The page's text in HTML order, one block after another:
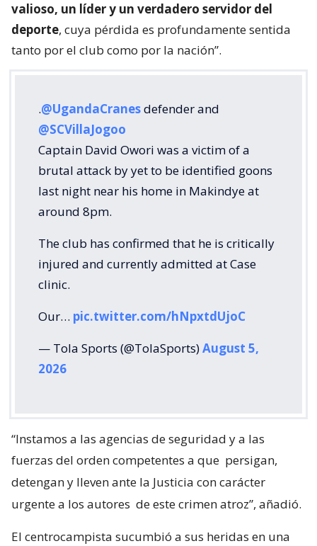
valioso, un líder y un verdadero servidor del
deporte, cuya pérdida es profundamente sentida
tanto por el club como por la nación”.
.@UgandaCranesdefender and
@SCVillaJogoo
Captain David Owori was a victim of a
brutal attack by yet to be identified goons
last night near his home in Makindye at
around 8pm.
The club has confirmed that he is critically
injured and currently admitted at Case
clinic.
Our… pic.twitter.com/hNpxtdUjoC
— Tola Sports (@TolaSports)August 5,
2026
“Instamos a las agencias de seguridad y a las
fuerzas del orden competentes a que persigan,
detengan y lleven ante la Justicia con carácter
urgente a los autores de este crimen atroz”, añadió.
El centrocampista sucumbió a sus heridas en una